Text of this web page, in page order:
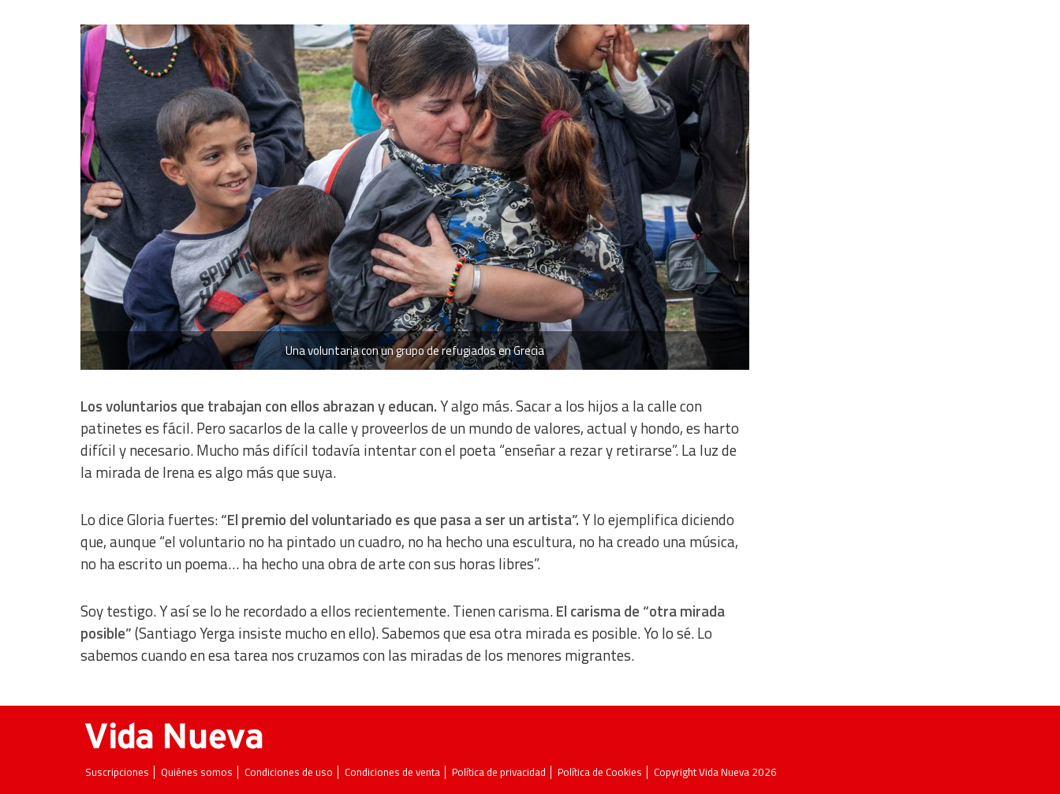
Una voluntaria con un grupo de refugiados en Grecia
Los voluntarios que trabajan con ellos abrazan y educan.Y algo más. Sacar a los hijos a la calle con
patinetes es fácil. Pero sacarlos de la calle y proveerlos de un mundo de valores, actual y hondo, es harto
difícil y necesario. Mucho más difícil todavía intentar con el poeta “enseñar a rezar y retirarse”. La luz de
la mirada de Irena es algo más que suya.
Lo dice Gloria fuertes:“El premio del voluntariado es que pasa a ser un artista”.Y lo ejemplifica diciendo
que, aunque “el voluntario no ha pintado un cuadro, no ha hecho una escultura, no ha creado una música,
no ha escrito un poema… ha hecho una obra de arte con sus horas libres”.
Soy testigo. Y así se lo he recordado a ellos recientemente. Tienen carisma.El carisma de “otra mirada
posible”(Santiago Yerga insiste mucho en ello). Sabemos que esa otra mirada es posible. Yo lo sé. Lo
sabemos cuando en esa tarea nos cruzamos con las miradas de los menores migrantes.
Suscripciones Quiénes somos Condiciones de uso Condiciones de venta Política de privacidad Política de Cookies Copyright Vida Nueva 2026
Identify devices based on information actively requested
Non-IAB processing purposes:
Advertising